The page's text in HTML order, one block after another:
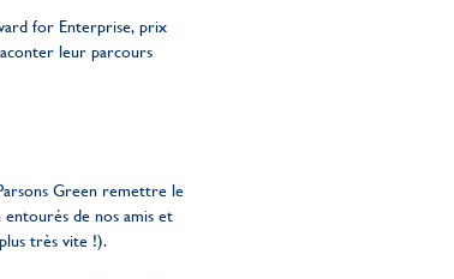
for Enterprise, prix
leur parcours
Green remettre le
entourés de nos amis et
très vite !).